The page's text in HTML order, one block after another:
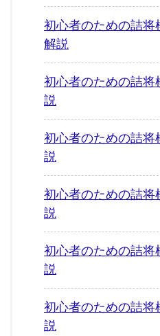
初心者のための詰
解説
初心者のための詰
説
初心者のための詰
説
初心者のための詰
説
初心者のための詰
説
初心者のための詰
説